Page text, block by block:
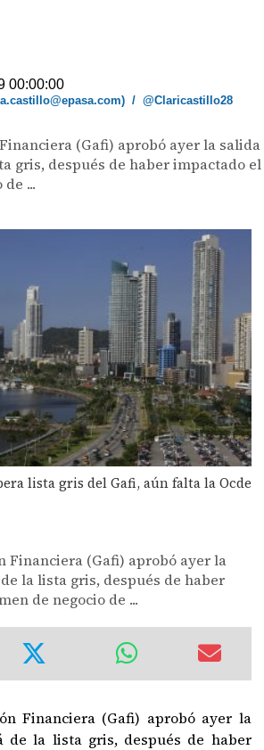
00:00:00
/@Claricastillo28
(Gafi) aprobó ayer la salida
gris, después de haber impactado el
...
lista gris del Gafi, aún falta la Ocde
Financiera (Gafi) aprobó ayer la
la lista gris, después de haber
de negocio de ...
Financiera (Gafi) aprobó ayer la
de la lista gris, después de haber